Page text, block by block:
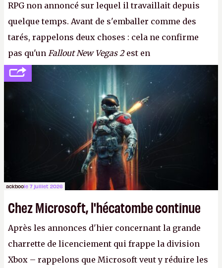
RPG non annoncé sur lequel il travaillait depuis
quelque temps. Avant de s'emballer comme des
tarés, rappelons deux choses : cela ne confirme
pas qu'un Fallout New Vegas 2est en
développement (pour ce que l'on sait, ils bossent
peut-être sur
Fallout Football ou
Fallout vs. Les
Lapins Crétins) et l'Obsidian d'aujourd'hui n'est plus
le même studio qu'il y a 15 ans. Mais bon, OK, on
peut commencer à fantasmer.A.
ackboole 7 juillet 2026
Chez Microsoft, l'hécatombe continue
Après les annonces d'hier concernant la grande
charrette de licenciement qui frappe la division
Xbox – rappelons que Microsoft veut y réduire les